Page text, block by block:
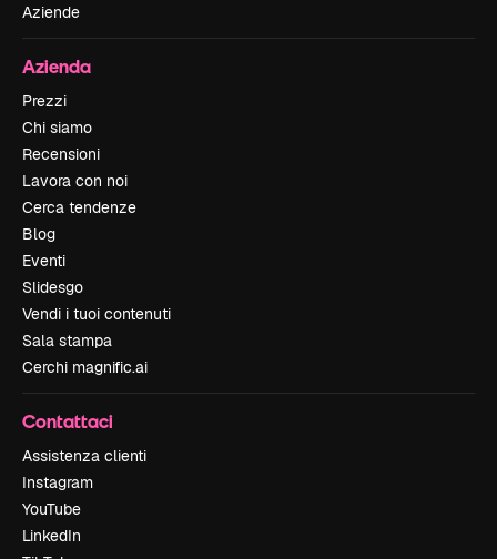
Aziende
Azienda
Prezzi
Chi siamo
Recensioni
Lavora con noi
Cerca tendenze
Blog
Eventi
Slidesgo
Vendi i tuoi contenuti
Sala stampa
Cerchi magnific.ai
Contattaci
Assistenza clienti
Instagram
YouTube
LinkedIn